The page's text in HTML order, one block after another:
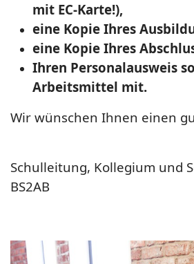
mit EC-Karte!),
eine Kopie Ihres
eine Kopie Ihres
Ihren Personalausweis
Arbeitsmittel mit.
Wir wünschen Ihnen einen
Schulleitung, Kollegium und
BS2AB